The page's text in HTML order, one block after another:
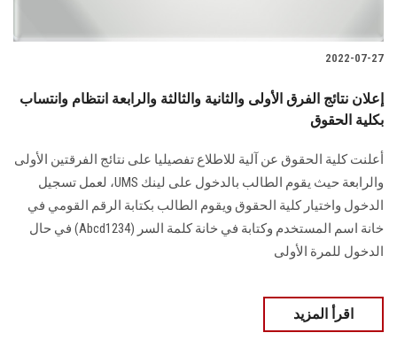
2022-07-27
إعلان نتائج الفرق الأولى والثانية والثالثة والرابعة انتظام وانتساب
بكلية الحقوق
أعلنت كلية الحقوق عن آلية للاطلاع تفصيليا على نتائج الفرقتين الأولى
والرابعة حيث يقوم الطالب بالدخول على لينك UMS، لعمل تسجيل
الدخول واختيار كلية الحقوق ويقوم الطالب بكتابة الرقم القومي في
خانة اسم المستخدم وكتابة في خانة كلمة السر (Abcd1234) في حال
الدخول للمرة الأولى
اقرأ المزيد